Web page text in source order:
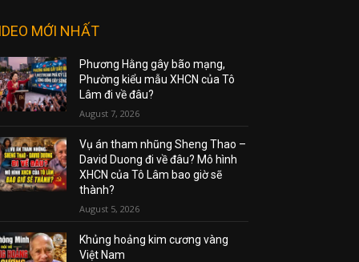
MỚI NHẤT
Phương Hằng gây bão mạng,
Phường kiểu mẫu XHCN của Tô
Lâm đi về đâu?
August 7, 2026
Vụ án tham nhũng Sheng Thao –
David Duong đi về đâu? Mô hình
XHCN của Tô Lâm bao giờ sẽ
thành?
August 5, 2026
Khủng hoảng kim cương vàng
Việt Nam